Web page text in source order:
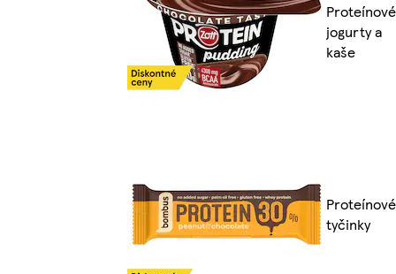
Proteínové
jogurty a
kaše
Proteínové
tyčinky